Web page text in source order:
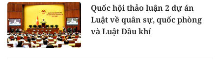
Quốc hội thảo luận 2 dự án
Luật về quân sự, quốc phòng
và Luật Dầu khí